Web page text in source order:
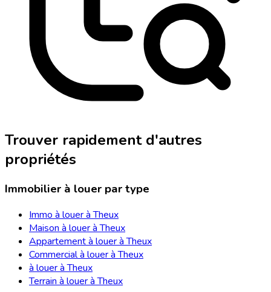
Trouver rapidement d'autres
propriétés
Immobilier à louer par type
Immo à louer à Theux
Maison à louer à Theux
Appartement à louer à Theux
Commercial à louer à Theux
à louer à Theux
Terrain à louer à Theux